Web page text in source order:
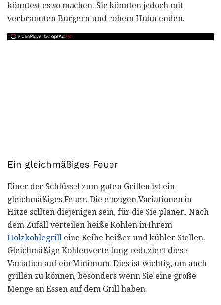
könntest es so machen. Sie könnten jedoch mit
verbrannten Burgern und rohem Huhn enden.
Ein gleichmäßiges Feuer
Einer der Schlüssel zum guten Grillen ist ein
gleichmäßiges Feuer. Die einzigen Variationen in
Hitze sollten diejenigen sein, für die Sie planen. Nach
dem Zufall verteilen heiße Kohlen in Ihrem
Holzkohlegrill eine Reihe heißer und kühler Stellen.
Gleichmäßige Kohlenverteilung reduziert diese
Variation auf ein Minimum. Dies ist wichtig, um auch
grillen zu können, besonders wenn Sie eine große
Menge an Essen auf dem Grill haben.